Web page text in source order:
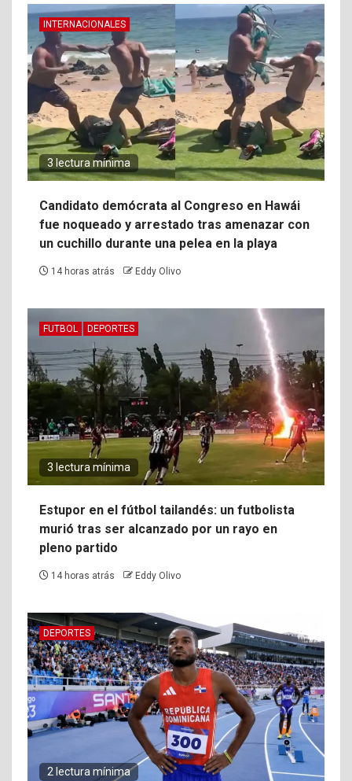
INTERNACIONALES
3 lectura mínima
Candidato demócrata al Congreso en Hawái
fue noqueado y arrestado tras amenazar con
un cuchillo durante una pelea en la playa
14 horas atrás Eddy Olivo
FUTBOL DEPORTES
3 lectura mínima
Estupor en el fútbol tailandés: un futbolista
murió tras ser alcanzado por un rayo en
pleno partido
14 horas atrás Eddy Olivo
DEPORTES
2 lectura mínima